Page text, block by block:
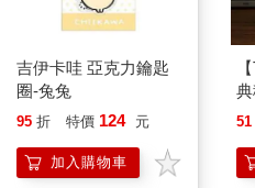
吉伊卡哇 亞克力鑰匙
圈-兔兔
95 折 特價 124 元
加入購物車
51